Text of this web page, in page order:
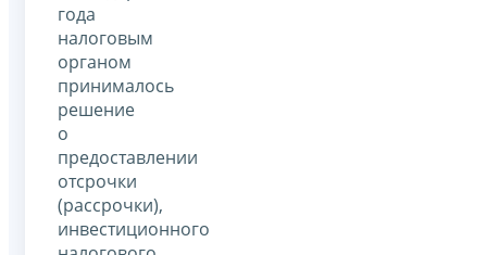
года
налоговым
органом
принималось
решение
о
предоставлении
отсрочки
(рассрочки),
инвестиционного